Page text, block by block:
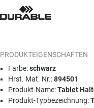
PRODUKTEIGENSCHAFTEN
Farbe:schwarz
Hrst. Mat. Nr.:894501
Produkt-Name:Tablet
Produkt-Typbezeichnung: